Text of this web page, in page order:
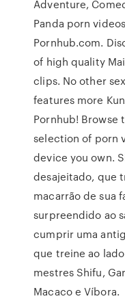
Adventure,
Panda porn
Pornhub.com.
of high quality
clips. No other
features more
Pornhub! Browse
selection of porn
device you own.
desajeitado, que
macarrão de sua
surpreendido ao
cumprir uma
que treine ao
mestres Shifu,
Macaco e Víbora.